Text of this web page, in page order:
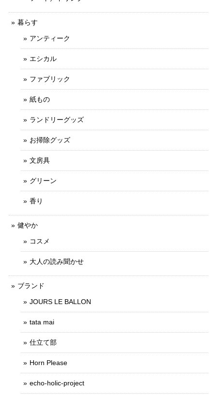
暮らす
アンティーク
エシカル
ファブリック
紙もの
ランドリーグッズ
お掃除グッズ
文房具
グリーン
香り
健やか
コスメ
大人の読み聞かせ
ブランド
JOURS LE BALLON
tata mai
仕立て部
Horn Please
echo-holic-project